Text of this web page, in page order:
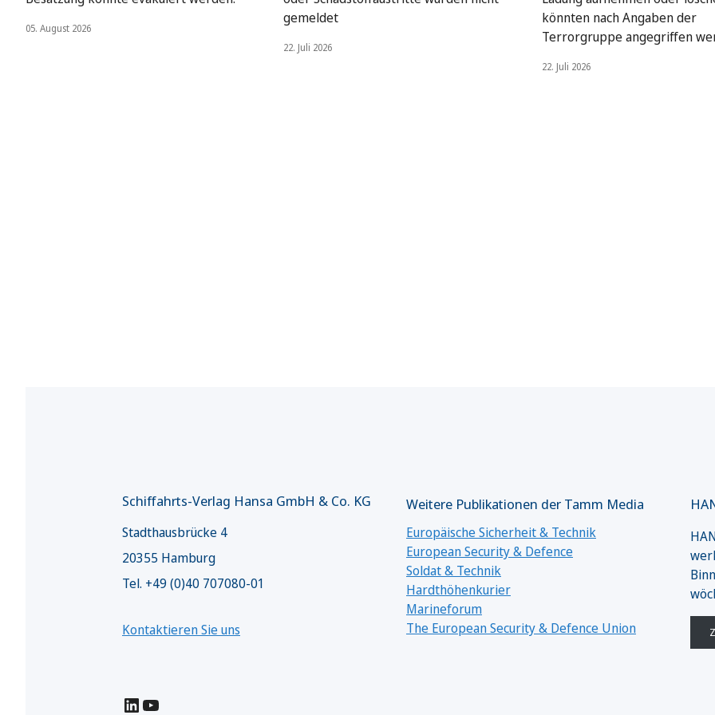
05. August 2026
gemeldet
22. Juli 2026
könnten nach Angaben der
Terrorgruppe angegriffen
22. Juli 2026
Schiffahrts-Verlag Hansa GmbH & Co. KG
Stadthausbrücke 4
20355 Hamburg
Tel. +49 (0)40 707080-01
Kontaktieren Sie uns
LinkedIn
YouTube
Weitere Publikationen der Tamm Media
Europäische Sicherheit & Technik
European Security & Defence
Soldat & Technik
Hardthöhenkurier
Marineforum
The European Security & Defence Union